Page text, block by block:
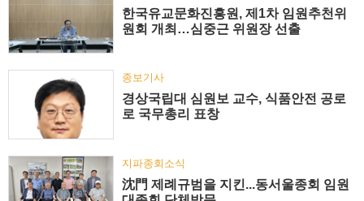
한국유교문화진흥원, 제1차 임원추천위
원회 개최…심중근 위원장 선출
종보기사
경상국립대 심원보 교수, 식품안전 공로
로 국무총리 표창
지파종회소식
沈門 제례규범을 지킨...동서울종회 임원